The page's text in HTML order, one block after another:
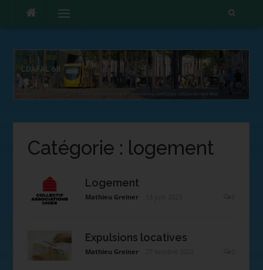
Menu
Catégorie : logement
Logement
Mathieu Greiner
Expulsions locatives
Mathieu Greiner